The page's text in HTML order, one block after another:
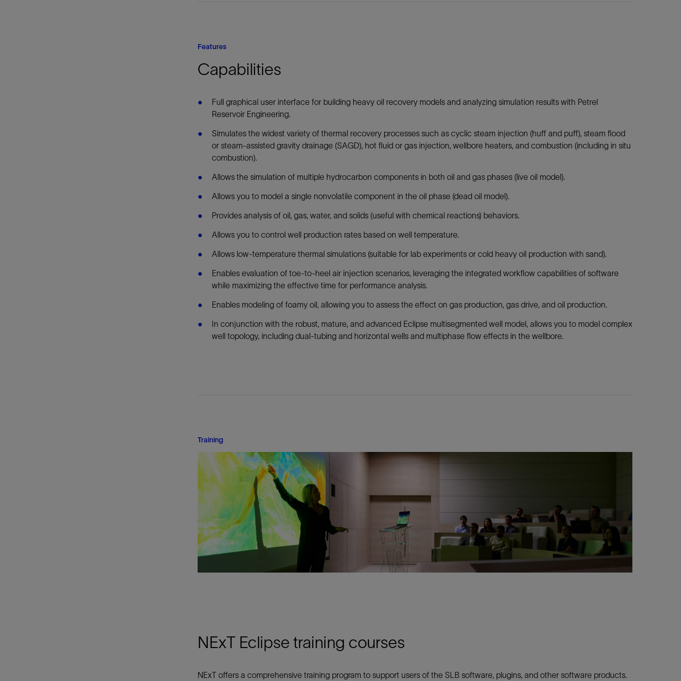
Features
Capabilities
Full graphical user interface for building heavy oil recovery models and analyzing simulation results with Petrel
Reservoir Engineering.
Simulates the widest variety of thermal recovery processes such as cyclic steam injection (huff and puff), steam flood
or steam-assisted gravity drainage (SAGD), hot fluid or gas injection, wellbore heaters, and combustion (including in situ
combustion).
Allows the simulation of multiple hydrocarbon components in both oil and gas phases (live oil model).
Allows you to model a single nonvolatile component in the oil phase (dead oil model).
Provides analysis of oil, gas, water, and solids (useful with chemical reactions) behaviors.
Allows you to control well production rates based on well temperature.
Allows low-temperature thermal simulations (suitable for lab experiments or cold heavy oil production with sand).
Enables evaluation of toe-to-heel air injection scenarios, leveraging the integrated workflow capabilities of software
while maximizing the effective time for performance analysis.
Enables modeling of foamy oil, allowing you to assess the effect on gas production, gas drive, and oil production.
In conjunction with the robust, mature, and advanced Eclipse multisegmented well model, allows you to model complex
well topology, including dual-tubing and horizontal wells and multiphase flow effects in the wellbore.
Training
NExT Eclipse training courses
NExT offers a comprehensive training program to support users of the SLB software, plugins, and other software products.